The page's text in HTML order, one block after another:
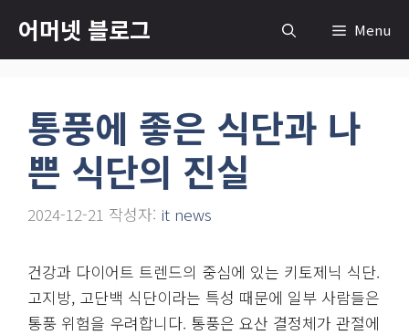
츠
어머넷 블로그 Menu
통풍에 좋은 식단과 나
쁜 식단의 진실
2024-12-21 작성자: it news
건강과 다이어트 트렌드의 중심에 있는 키토제닉 식단.
고지방, 고단백 식단이라는 특성 때문에 일부 사람들은
통풍 위험을 우려합니다. 통풍은 요산 결정체가 관절에